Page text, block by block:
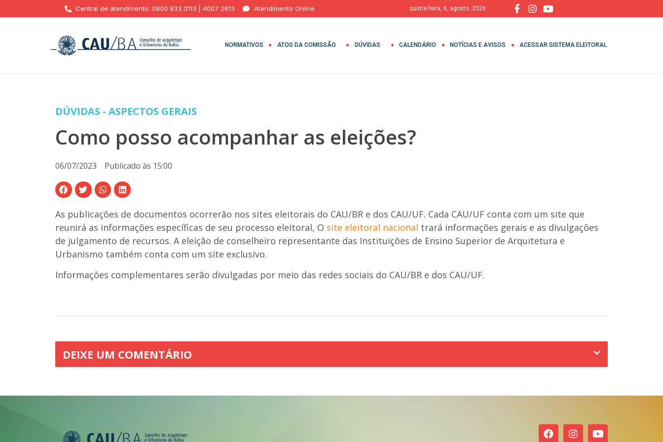
Central de atendimento: 0800 833 0113 | 4007 2613 Atendimento Online quinta-feira, 6, agosto ,2026
NORMATIVOS ATOS DA COMISSÃO DÚVIDAS CALENDÁRIO NOTÍCIAS E AVISOS ACESSAR SISTEMA ELEITORAL
DÚVIDAS - ASPECTOS GERAIS
Como posso acompanhar as eleições?
06/07/2023 Publicado às 15:00
As publicações de documentos ocorrerão nos sites eleitorais do CAU/BR e dos CAU/UF. Cada CAU/UF conta com um site que
reunirá as informações específicas de seu processo eleitoral, O site eleitoral nacional trará informações gerais e as divulgações
de julgamento de recursos. A eleição de conselheiro representante das Instituições de Ensino Superior de Arquitetura e
Urbanismo também conta com um site exclusivo.
Informações complementares serão divulgadas por meio das redes sociais do CAU/BR e dos CAU/UF.
DEIXE UM COMENTÁRIO